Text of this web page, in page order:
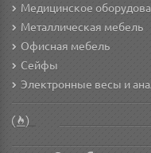
Медицинское
Металлическая мебель
Офисная мебель
Сейфы
Электронные весы и